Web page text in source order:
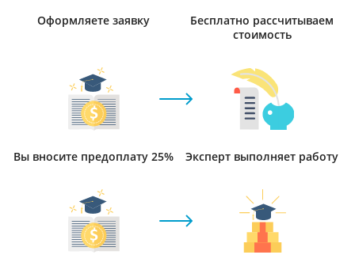
Оформляете заявку
Бесплатно рассчитываем
стоимость
Вы вносите предоплату 25% Эксперт выполняет работу